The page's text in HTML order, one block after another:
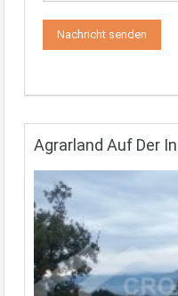
Agrarland Auf Der